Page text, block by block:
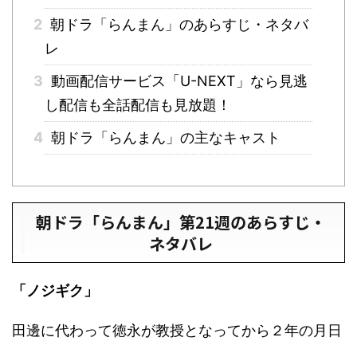
2 朝ドラ「らんまん」のあらすじ・ネタバ
レ
3 動画配信サービス「U-NEXT」なら見逃
し配信も全話配信も見放題！
4 朝ドラ「らんまん」の主なキャスト
朝ドラ「らんまん」第21週のあらすじ・
ネタバレ
「ノジギク」
田邊に代わって徳永が教授となってから２年の月日